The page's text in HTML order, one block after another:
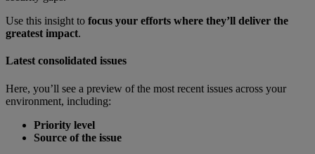
Use this insight to focus your efforts where they’ll deliver the
greatest impact.
Latest consolidated issues
Here, you’ll see a preview of the most recent issues across your
environment, including:
Priority level
Source of the issue